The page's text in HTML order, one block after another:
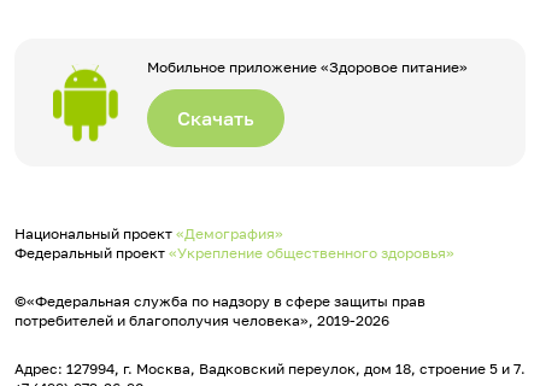
Мобильное приложение «Здоровое питание»
Скачать
Национальный проект «Демография»
Федеральный проект «Укрепление общественного здоровья»
©«Федеральная служба по надзору в сфере защиты прав
потребителей и благополучия человека», 2019-2026
Адрес: 127994, г. Москва, Вадковский переулок, дом 18, строение 5 и 7.